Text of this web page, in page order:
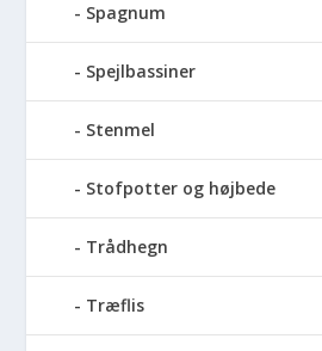
Spagnum
Spejlbassiner
Stenmel
Stofpotter og højbede
Trådhegn
Træflis